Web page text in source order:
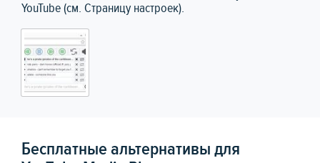
YouTube (см. Страницу настроек).
Бесплатные альтернативы для